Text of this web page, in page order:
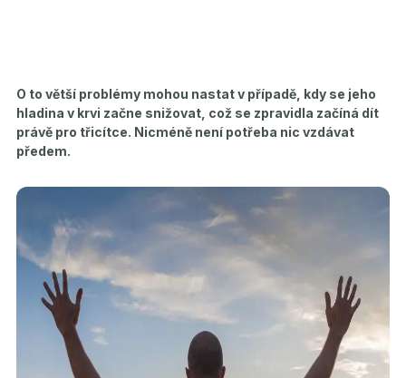
O to větší problémy mohou nastat v případě, kdy se jeho
hladina v krvi začne snižovat, což se zpravidla začíná dít
právě pro třicítce. Nicméně není potřeba nic vzdávat
předem.